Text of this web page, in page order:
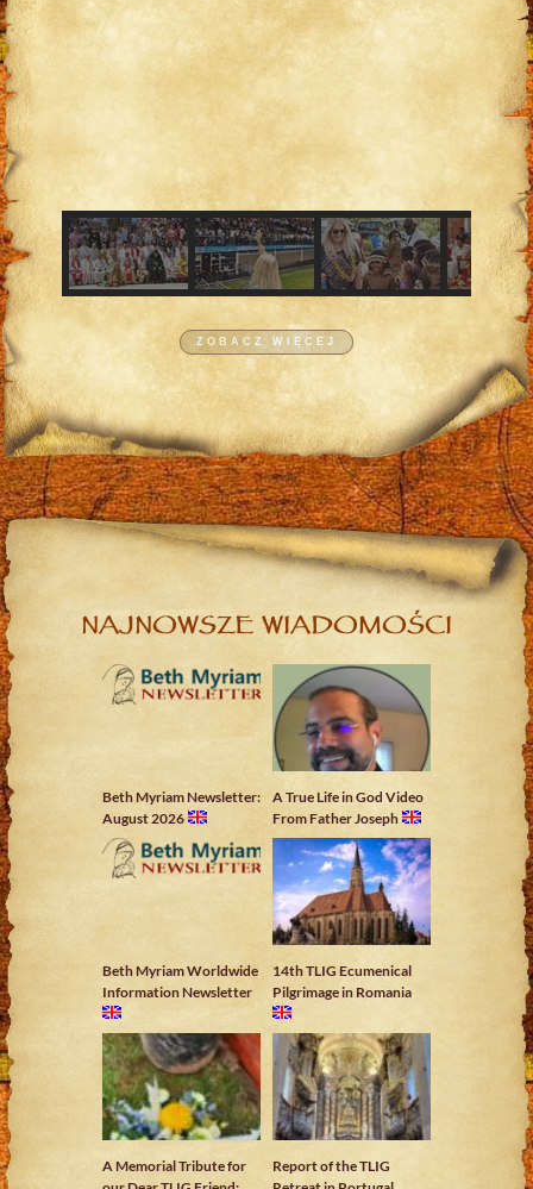
ZOBACZ WIĘCEJ
NAJNOWSZE WIADOMOŚCI
Beth Myriam Newsletter:
August 2026
A True Life in God Video
From Father Joseph
Beth Myriam Worldwide
Information Newsletter
14th TLIG Ecumenical
Pilgrimage in Romania
A Memorial Tribute for
Report of the TLIG